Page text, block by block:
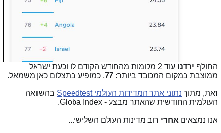
החולףירדנו
עוד 2 מקומות מהחודש הקודם לו וכעת ישראל
ממוצבת במקום המכובד ביותר:77, כמופיע בתצלום כאן משמאל.
זאת, מתוךנתוני אתר המדידות העולמי Speedtest
בהשוואה
העולמית החודשית שהאתר מבצע - Globa Index.
אנו נמצאיםאחרירוב מדינות העולם השלישי...